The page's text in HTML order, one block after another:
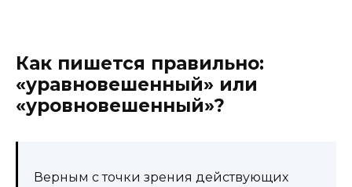
Как пишется правильно:
«уравновешенный» или
«уровновешенный»?
Верным с точки зрения действующих